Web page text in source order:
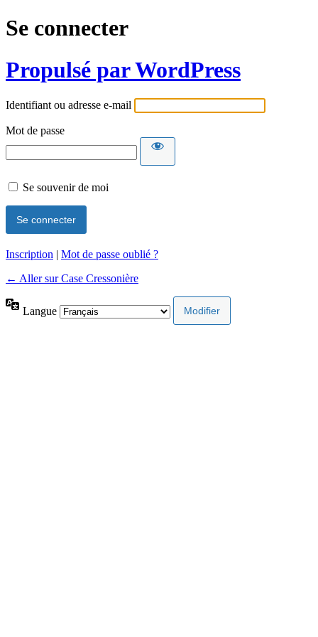
Se connecter
Propulsé par WordPress
Identifiant ou adresse e-mail
Mot de passe
Se souvenir de moi
Inscription | Mot de passe oublié ?
← Aller sur Case Cressonière
Langue